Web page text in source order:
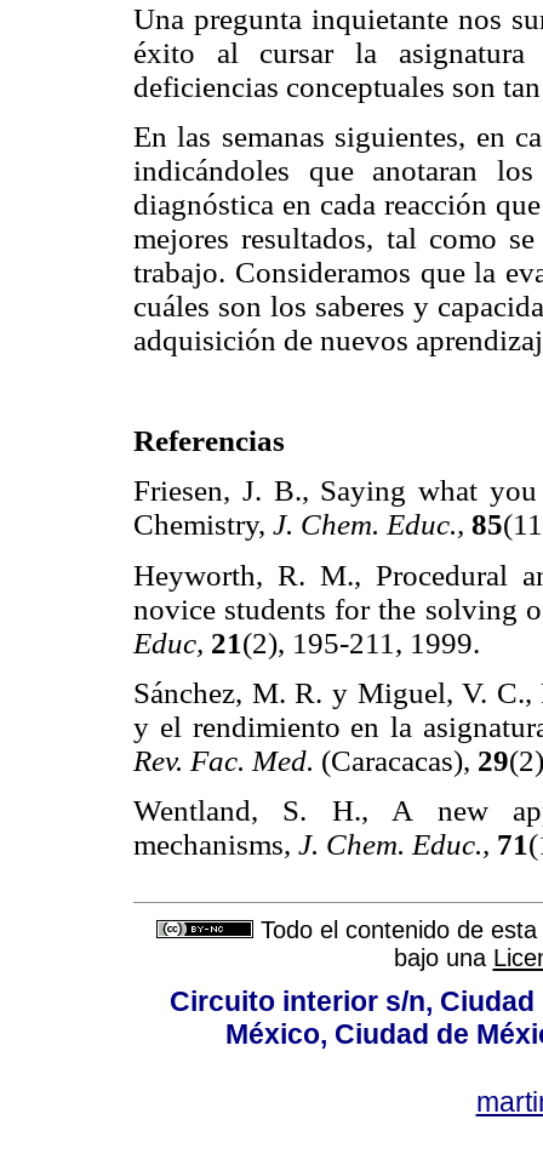
Una pregunta inquietante nos
éxito al cursar la
deficiencias conceptuales son
En las semanas siguientes, en
indicándoles que anotaran
diagnóstica en cada reacción
mejores resultados, tal como
trabajo. Consideramos que la
cuáles son los saberes y
adquisición de nuevos
Referencias
Friesen, J. B., Saying what
Chemistry, J. Chem. Educ., 85
Heyworth, R. M., Procedural
novice students for the solving
Educ, 21(2), 195-211,
Sánchez, M. R. y Miguel, V.
y el rendimiento en la
Rev. Fac. Med. (Caracacas), 29
Wentland, S. H., A new
mechanisms, J. Chem. Educ., 71
Todo el contenido de
bajo una
Circuito interior s/n, Ciudad
México, Ciudad de